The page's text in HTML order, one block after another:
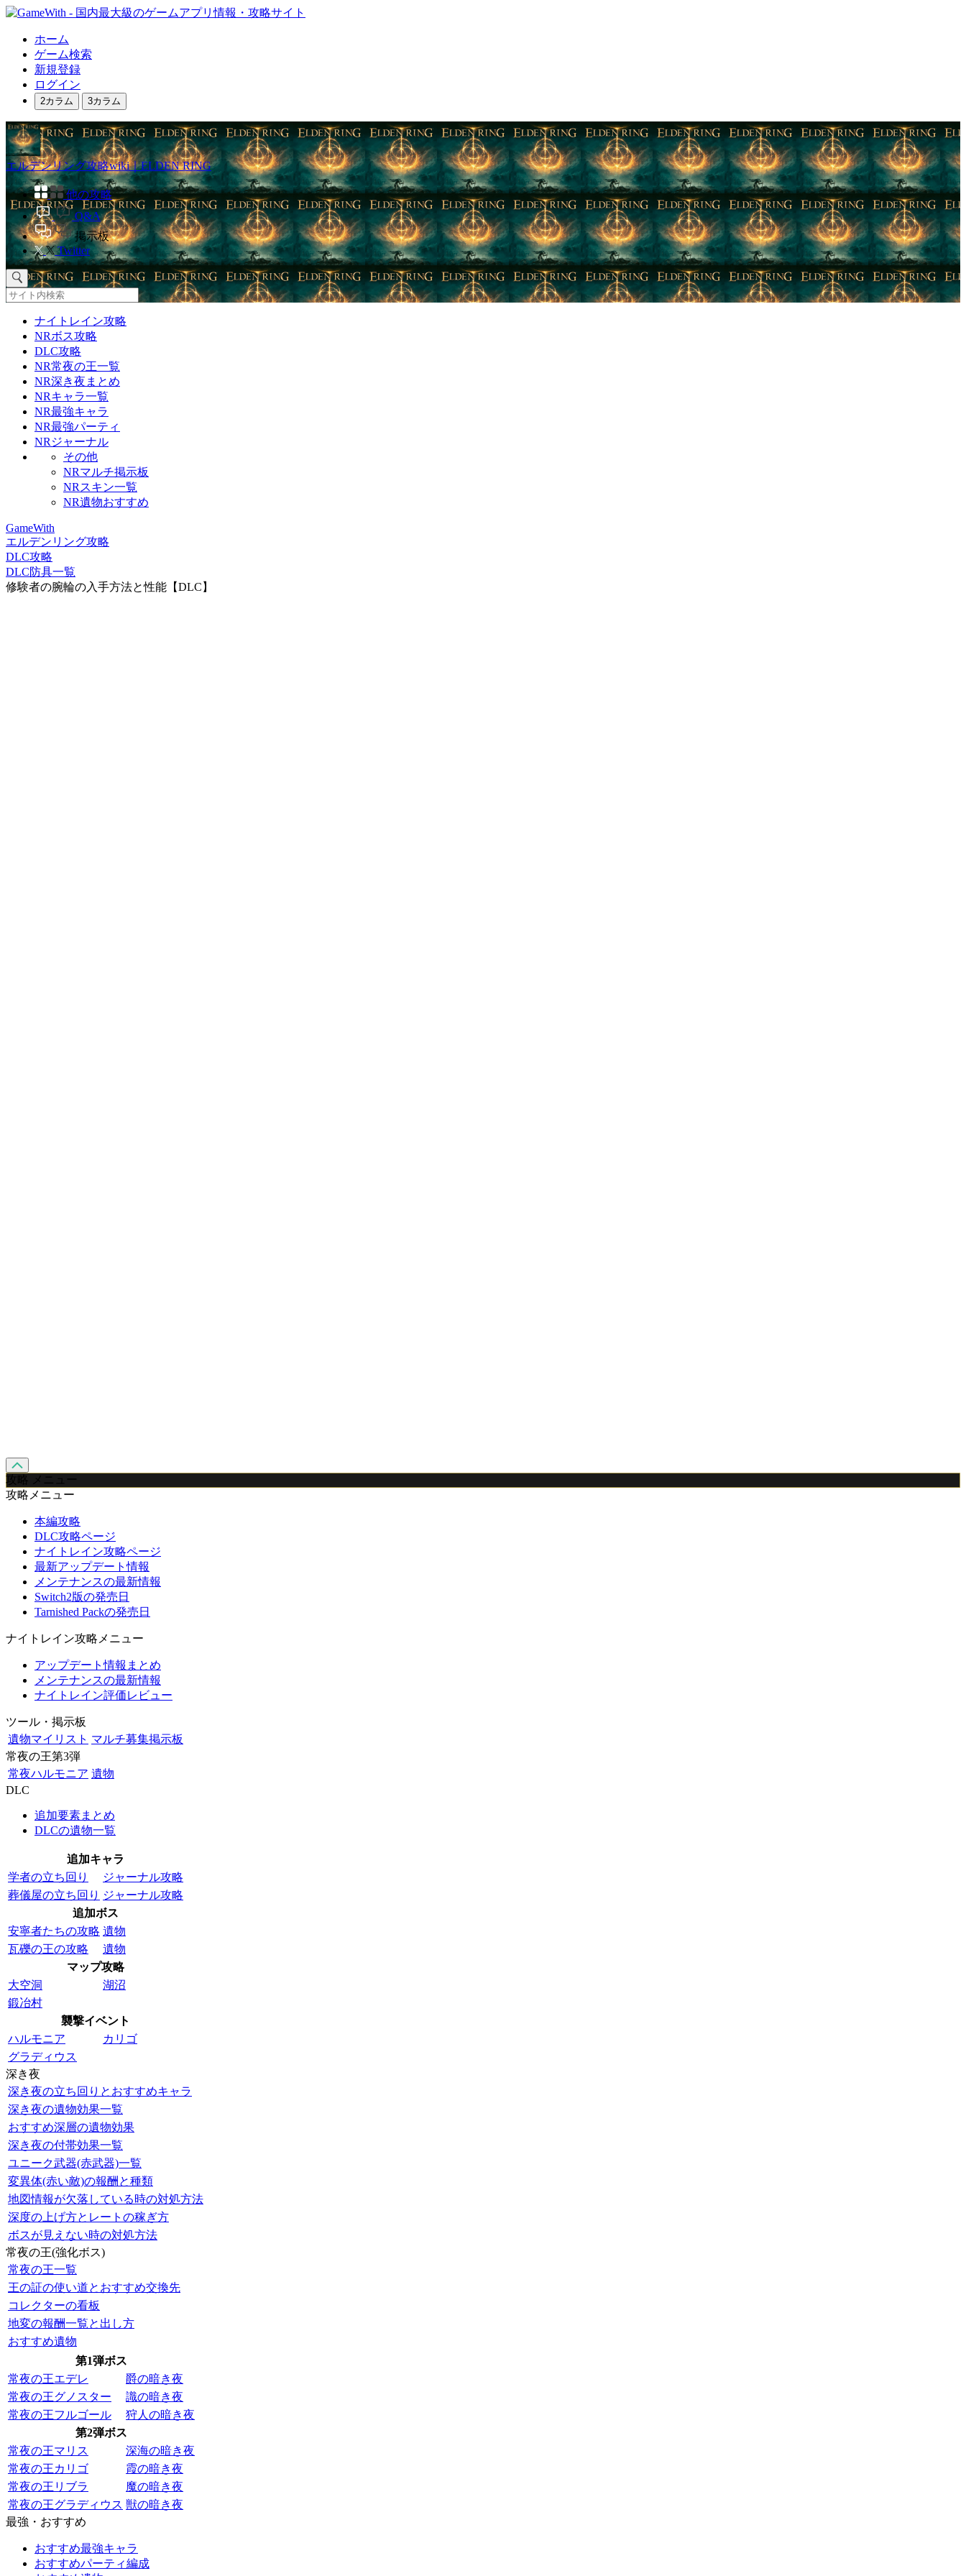
ホーム
ゲーム検索
新規登録
ログイン
2カラム 3カラム
エルデンリング攻略wiki｜ELDEN RING
他の攻略
Q&A
掲示板
Twitter
ナイトレイン攻略
NRボス攻略
DLC攻略
NR常夜の王一覧
NR深き夜まとめ
NRキャラ一覧
NR最強キャラ
NR最強パーティ
NRジャーナル
その他
NRマルチ掲示板
NRスキン一覧
NR遺物おすすめ
GameWith
エルデンリング攻略
DLC攻略
DLC防具一覧
修験者の腕輪の入手方法と性能【DLC】
攻略 メニュー
攻略メニュー
本編攻略
DLC攻略ページ
ナイトレイン攻略ページ
最新アップデート情報
メンテナンスの最新情報
Switch2版の発売日
Tarnished Packの発売日
ナイトレイン攻略メニュー
アップデート情報まとめ
メンテナンスの最新情報
ナイトレイン評価レビュー
ツール・掲示板
遺物マイリスト マルチ募集掲示板
常夜の王第3弾
常夜ハルモニア 遺物
DLC
追加要素まとめ
DLCの遺物一覧
追加キャラ
学者の立ち回り
ジャーナル攻略
葬儀屋の立ち回り ジャーナル攻略
追加ボス
安寧者たちの攻略 遺物
瓦礫の王の攻略
遺物
マップ攻略
大空洞
湖沼
鍛冶村
襲撃イベント
ハルモニア
カリゴ
グラディウス
深き夜
深き夜の立ち回りとおすすめキャラ
深き夜の遺物効果一覧
おすすめ深層の遺物効果
深き夜の付帯効果一覧
ユニーク武器(赤武器)一覧
変異体(赤い敵)の報酬と種類
地図情報が欠落している時の対処方法
深度の上げ方とレートの稼ぎ方
ボスが見えない時の対処方法
常夜の王(強化ボス)
常夜の王一覧
王の証の使い道とおすすめ交換先
コレクターの看板
地変の報酬一覧と出し方
おすすめ遺物
第1弾ボス
常夜の王エデレ
爵の暗き夜
常夜の王グノスター
識の暗き夜
常夜の王フルゴール
狩人の暗き夜
第2弾ボス
常夜の王マリス
深海の暗き夜
常夜の王カリゴ
霞の暗き夜
常夜の王リブラ
魔の暗き夜
常夜の王グラディウス 獣の暗き夜
最強・おすすめ
おすすめ最強キャラ
おすすめパーティ編成